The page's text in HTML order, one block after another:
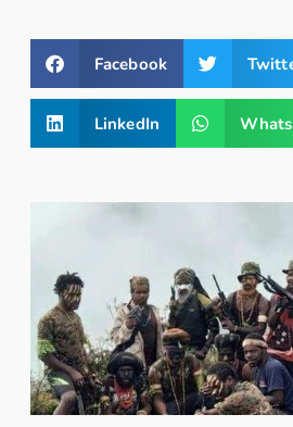
Facebook
LinkedIn